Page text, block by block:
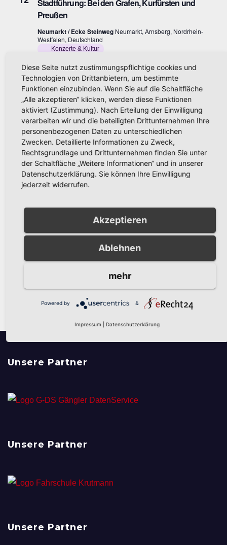
i
n
Stadtführung: Bei den Grafen, Kurfürsten und
Preußen
Neumarkt / Ecke Steinweg Neumarkt, Arnsberg, Nordrhein-
Westfalen, Deutschland
Konzerte & Kultur
SA.
12 Der Sitzungspräsident Live
12. September um 19:30
Sauerlandtheater ArnsbergFeauxweg 9, Arnsberg, Germany
Konzerte & Kultur
FR.
18 Stadtführung: Mauern und Türme
18. September um 18:00-19:30
Alter Markt / Maximilianbrunnen Alter Markt, Arnsberg,
Nordrhein-Westfalen, Deutschland
Konzerte & Kultur
Vorherige
Kalender abonnieren
Unsere Partner
Unsere Partner
Unsere Partner
Diese Seite nutzt zustimmungspflichtige cookies und
Technologien von Drittanbietern, um bestimmte
Funktionen einzubinden. Wenn Sie auf die Schaltfläche
„Alle akzeptieren“ klicken, werden diese Funktionen
aktiviert (Zustimmung). Nach Erteilung der Einwilligung
verarbeiten wir und die beteiligten Drittunternehmen Ihre
personenbezogenen Daten zu unterschiedlichen
Zwecken. Detaillierte Informationen zu Zweck,
Rechtsgrundlage und Drittunternehmen finden Sie unter
der Schaltfläche „Weitere Informationen“ und in unserer
Datenschutzerklärung. Sie können Ihre Einwilligung
jederzeit widerrufen.
Akzeptieren
Ablehnen
mehr
Powered by &
Impressum Datenschutzerklärung